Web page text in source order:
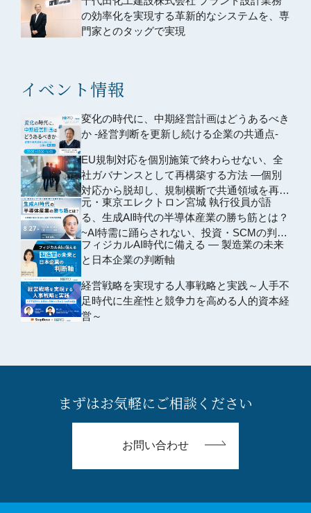
の効率化を実現する革新的なシステムを、専
門家とのタッグで実現
イベント情報
変化の時代に、中期経営計画はどうあるべき
か -経営判断を更新し続ける企業の共通点-
EU規制対応を個別施策で終わらせない、全
社ガバナンスとして再構築する方法 ―個別
対応から脱却し、規制横断で共通領域を再編
するための全社設計―
元・東京エレクトロン宮城 執行役員が語
る、生成AI時代の半導体産業の勝ち筋とは？
~AI特需に踊らされない、投資・SCMの判断
軸~
フィジカルAI時代に備える ― 製造業の未来
と日本企業の判断軸
経営戦略を実現する人事戦略と実践～人手不
足時代に生産性と競争力を高める人的資本経
営～
まずはお気軽にご相談ください
お問い合わせ